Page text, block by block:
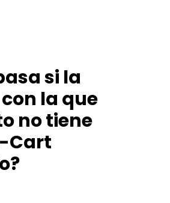
si la
la que
no tiene
Cart